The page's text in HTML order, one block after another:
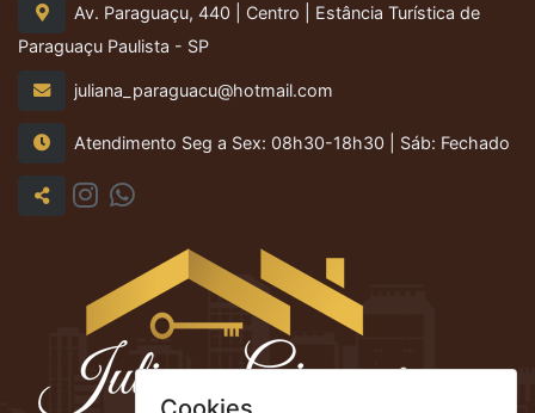
Av. Paraguaçu, 440 | Centro | Estância Turística de
Paraguaçu Paulista - SP
juliana_paraguacu@hotmail.com
Atendimento Seg a Sex: 08h30-18h30 | Sáb: Fechado